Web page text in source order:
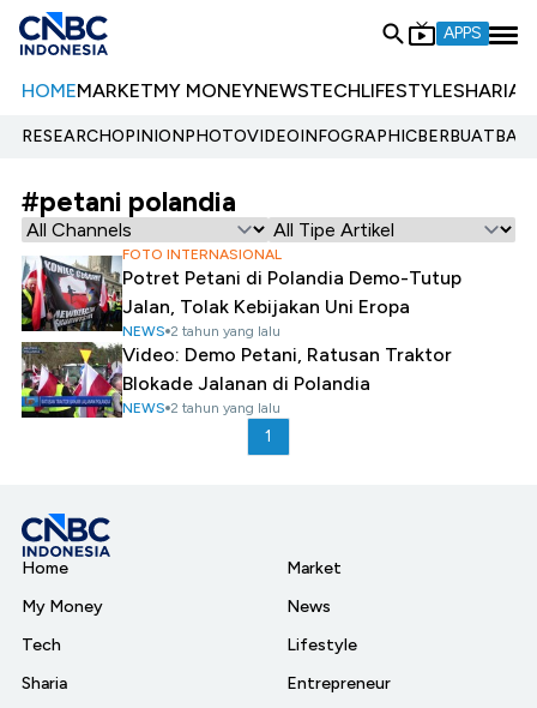
APPS
HOMEMARKETMY MONEYNEWSTECHLIFESTYLESHARIA
RESEARCHOPINIONPHOTOVIDEOINFOGRAPHIC
#petani polandia
FOTO INTERNASIONAL
Potret Petani di Polandia Demo-Tutup
Jalan, Tolak Kebijakan Uni Eropa
NEWS 2 tahun yang lalu
Video: Demo Petani, Ratusan Traktor
Blokade Jalanan di Polandia
NEWS 2 tahun yang lalu
1
Home
My Money
Tech
Sharia
Market
News
Lifestyle
Entrepreneur